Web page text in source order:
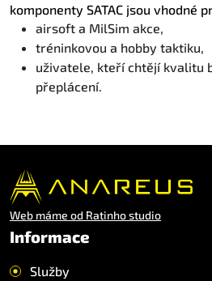
komponenty SATAC jsou vhodné
airsoft a MilSim akce,
tréninkovou a hobby taktiku,
uživatele, kteří chtějí kvalitu
přeplácení.
Web máme od Ratinho studio
Informace
Služby